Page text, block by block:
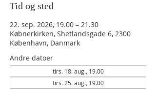
Tid og sted
22. sep. 2026, 19.00 – 21.30
Købnerkirken, Shetlandsgade 6, 2300
København, Danmark
Andre datoer
tirs. 18. aug., 19.00
tirs. 25. aug., 19.00